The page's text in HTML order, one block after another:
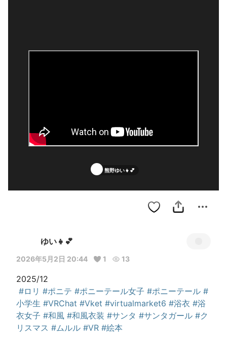
熊野ゆい👧💕
ゆい👧💕
2026年5月2日 20:44 1 13
2025/12
#ロリ #ポニテ #ポニーテール女子 #ポニーテール #
小学生 #VRChat #Vket #virtualmarket6 #浴衣 #浴
衣女子 #和風 #和風衣装 #サンタ #サンタガール #ク
リスマス #ムルル #VR #絵本